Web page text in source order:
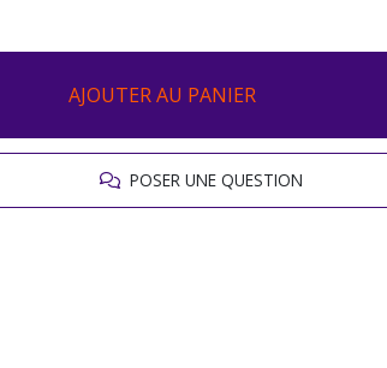
AJOUTER AU PANIER
POSER UNE QUESTION